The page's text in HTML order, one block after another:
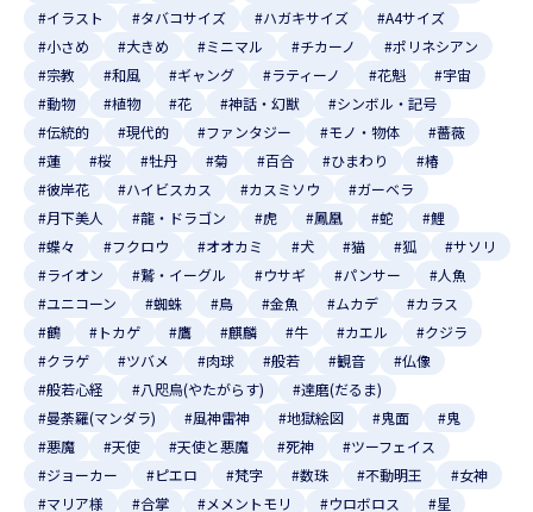
#イラスト
#タバコサイズ #ハガキサイズ
#A4サイズ
#小さめ
#大きめ #ミニマル #チカーノ
#ポリネシアン
#宗教
#和風 #ギャング #ラティーノ #花魁
#宇宙
#動物
#植物 #花 #神話・幻獣
#シンボル・記号
#伝統的
#現代的 #ファンタジー #モノ・物体
#薔薇
#蓮
#桜 #牡丹 #菊 #百合 #ひまわり
#椿
#彼岸花
#ハイビスカス #カスミソウ
#ガーベラ
#月下美人
#龍・ドラゴン #虎 #鳳凰 #蛇
#鯉
#蝶々
#フクロウ #オオカミ #犬 #猫 #狐
#サソリ
#ライオン
#鷲・イーグル #ウサギ #パンサー
#人魚
#ユニコーン
#蜘蛛 #鳥 #金魚 #ムカデ
#カラス
#鶴
#トカゲ #鷹 #麒麟 #牛 #カエル
#クジラ
#クラゲ
#ツバメ #肉球 #般若 #観音
#仏像
#般若心経
#八咫烏(やたがらす)
#達磨(だるま)
#曼荼羅(マンダラ)
#風神雷神 #地獄絵図 #鬼面
#鬼
#悪魔
#天使 #天使と悪魔 #死神
#ツーフェイス
#ジョーカー
#ピエロ #梵字 #数珠 #不動明王
#女神
#マリア様
#合掌 #メメントモリ #ウロボロス #星